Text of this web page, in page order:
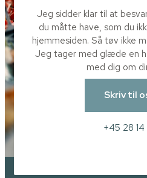
Jeg sidder klar til at
du måtte have, som du
hjemmesiden. Så tøv ikke
Jeg tager med glæde en
med dig om
Skriv til
+45 28 14